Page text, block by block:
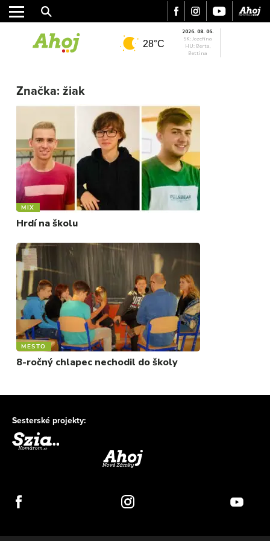
KULTÚRA
FOTKY
VIDEO
MIX
28°C
2026. 08. 06.
SK: Jozefína
HU: Berta,
Bettina
Značka: žiak
MIX
Hrdí na školu
MESTO
8-ročný chlapec nechodil do školy
Sesterské projekty: